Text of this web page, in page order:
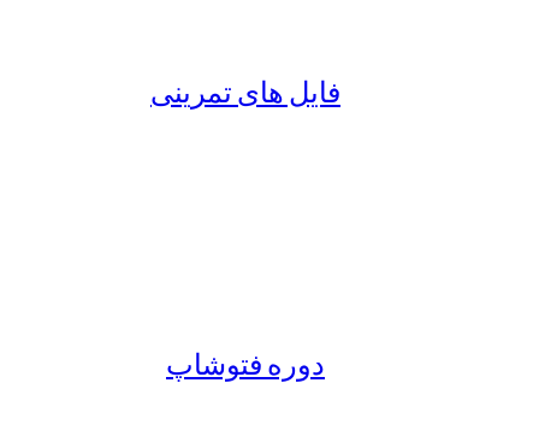
فایل های تمرینی
دوره فتوشاپ